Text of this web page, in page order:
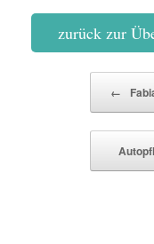
zurück zur
←